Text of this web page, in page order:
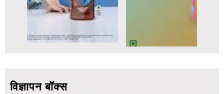
विज्ञापन बॉक्स